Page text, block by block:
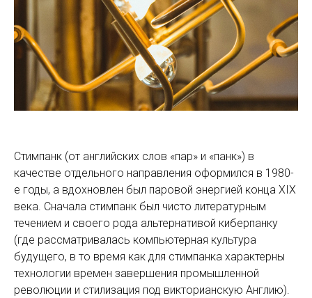
Стимпанк (от английских слов «пар» и «панк») в
качестве отдельного направления оформился в 1980-
е годы, а вдохновлен был паровой энергией конца XIX
века. Сначала стимпанк был чисто литературным
течением и своего рода альтернативой киберпанку
(где рассматривалась компьютерная культура
будущего, в то время как для стимпанка характерны
технологии времен завершения промышленной
революции и стилизация под викторианскую Англию).